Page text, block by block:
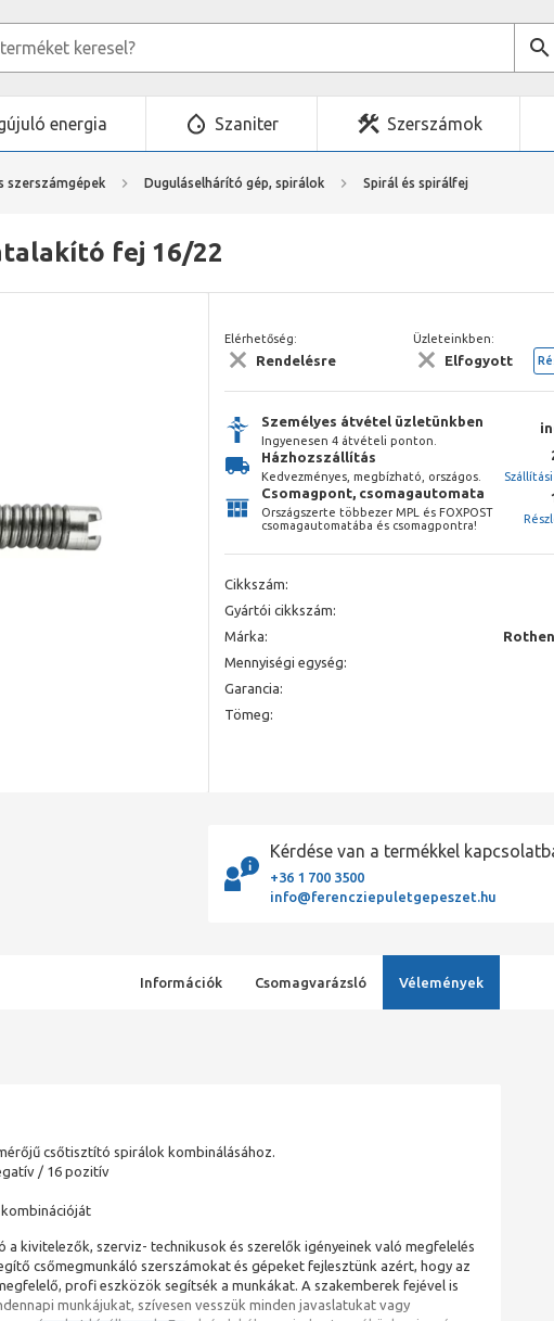
energia Szaniter Szerszámok
szerszámgépek Duguláselhárító gép, spirálok Spirál és spirálfej
fej 16/22
Elérhetőség:
Rendelésre
Üzleteinkben:
Elfogyott
Személyes átvétel üzletünkben
Ingyenesen 4 átvételi ponton.
Házhozszállítás
Kedvezményes, megbízható, országos.
Csomagpont, csomagautomata
Országszerte többezer MPL és FOXPOST
csomagautomatába és csomagpontra!
Cikkszám:
Gyártói cikkszám:
Márka:
Mennyiségi egység:
Garancia:
Tömeg:
Kérdése van a termékkel
+36 1 700 3500
info@ferencziepuletgepeszet.hu
Információk Csomagvarázsló Vélemények
csőtisztító spirálok kombinálásához.
/ 16 pozitív
a kivitelezők, szerviz- technikusok és szerelők igényeinek való megfelelés
csőmegmunkáló szerszámokat és gépeket fejlesztünk azért, hogy az
profi eszközök segítsék a munkákat. A szakemberek fejével is
munkájukat, szívesen vesszük minden javaslatukat vagy